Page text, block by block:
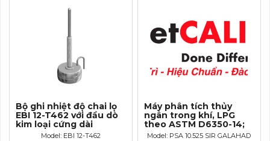
Bộ ghi nhiệt độ chai lọ
EBI 12-T462 với đầu dò
kim loại cứng dài
190mmModel: EBI 12-T462
Máy phân tích thủy
ngân trong khí, LPG
theo ASTM D6350-14;
UOP 938-10
Model: PSA 10.525 SIR GALAHAD